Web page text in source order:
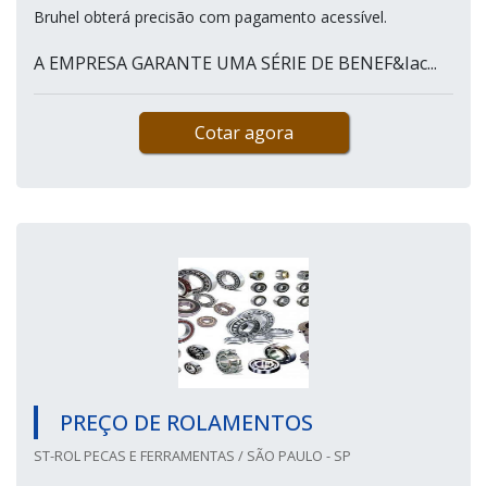
Bruhel obterá precisão com pagamento acessível.
A EMPRESA GARANTE UMA SÉRIE DE BENEF&Iac...
Cotar agora
PREÇO DE ROLAMENTOS
ST-ROL PECAS E FERRAMENTAS / SÃO PAULO - SP